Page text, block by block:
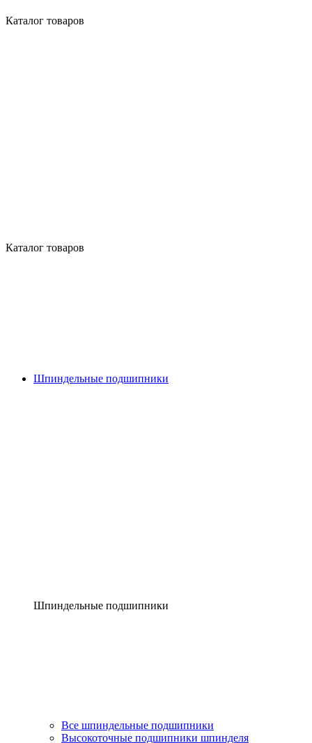
Каталог товаров
Каталог товаров
Шпиндельные подшипники
Шпиндельные подшипники
Все шпиндельные подшипники
Высокоточные подшипники шпинделя